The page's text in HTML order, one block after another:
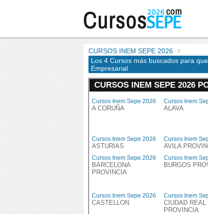
CURSOS INEM SEPE 2026
Los 4 Cursos más buscados para
Empresarial
CURSOS INEM SEPE 2026
Cursos Inem Sepe 2026
A CORUÑA
Cursos Inem
ALAVA
Cursos Inem Sepe 2026
ASTURIAS
Cursos Inem
AVILA
Cursos Inem Sepe 2026
BARCELONA
PROVINCIA
Cursos Inem
BURGOS
Cursos Inem Sepe 2026
CASTELLON
Cursos Inem
CIUDAD REAL
PROVINCIA